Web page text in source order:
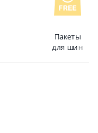
Пакеты
для шин